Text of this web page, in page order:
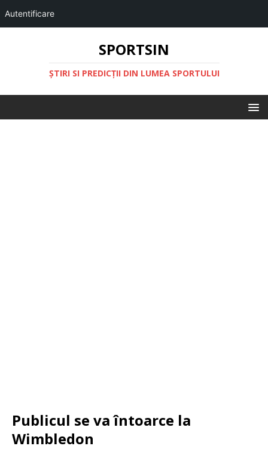
Autentificare
SPORTSIN
ŞTIRI SI PREDICŢII DIN LUMEA SPORTULUI
Publicul se va întoarce la
Wimbledon